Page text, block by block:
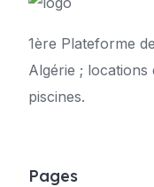
1ère Plateforme
Algérie ;
piscines.
Pages